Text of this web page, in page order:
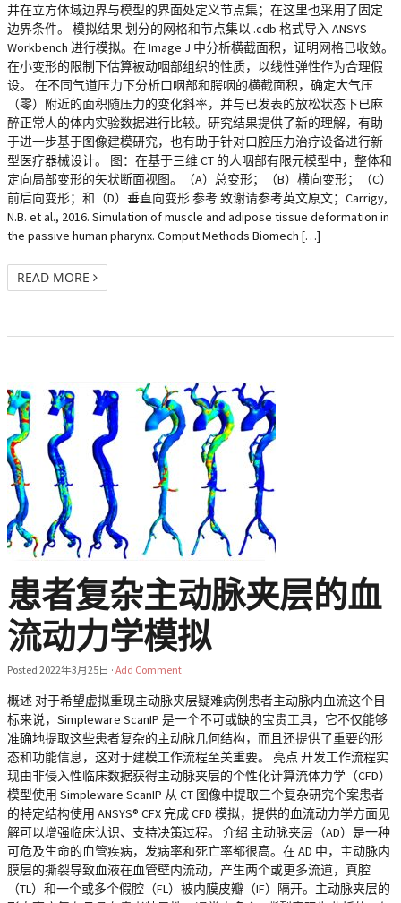
并在立方体域边界与模型的界面处定义节点集；在这里也采用了固定
边界条件。 模拟结果 划分的网格和节点集以 .cdb 格式导入 ANSYS
Workbench 进行模拟。在 Image J 中分析横截面积，证明网格已收敛。
在小变形的限制下估算被动咽部组织的性质，以线性弹性作为合理假
设。 在不同气道压力下分析口咽部和腭咽的横截面积，确定大气压
（零）附近的面积随压力的变化斜率，并与已发表的放松状态下已麻
醉正常人的体内实验数据进行比较。研究结果提供了新的理解，有助
于进一步基于图像建模研究，也有助于针对口腔压力治疗设备进行新
型医疗器械设计。 图：在基于三维 CT 的人咽部有限元模型中，整体和
定向局部变形的矢状断面视图。（A）总变形；（B）横向变形；（C）
前后向变形；和（D）垂直向变形 参考 致谢请参考英文原文；Carrigy,
N.B. et al., 2016. Simulation of muscle and adipose tissue deformation in
the passive human pharynx. Comput Methods Biomech […]
READ MORE
患者复杂主动脉夹层的血
流动力学模拟
Posted 2022年3月25日 · Add Comment
概述 对于希望虚拟重现主动脉夹层疑难病例患者主动脉内血流这个目
标来说，Simpleware ScanIP 是一个不可或缺的宝贵工具，它不仅能够
准确地提取这些患者复杂的主动脉几何结构，而且还提供了重要的形
态和功能信息，这对于建模工作流程至关重要。 亮点 开发工作流程实
现由非侵入性临床数据获得主动脉夹层的个性化计算流体力学（CFD）
模型使用 Simpleware ScanIP 从 CT 图像中提取三个复杂研究个案患者
的特定结构使用 ANSYS® CFX 完成 CFD 模拟，提供的血流动力学方面见
解可以增强临床认识、支持决策过程。 介绍 主动脉夹层（AD）是一种
可危及生命的血管疾病，发病率和死亡率都很高。在 AD 中，主动脉内
膜层的撕裂导致血液在血管壁内流动，产生两个或更多流道，真腔
（TL）和一个或多个假腔（FL）被内膜皮瓣（IF）隔开。主动脉夹层的